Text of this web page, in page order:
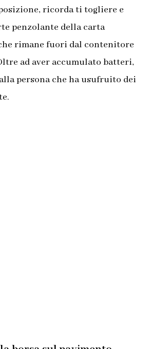
ricorda ti togliere e
penzolante della carta
rimane fuori dal contenitore
ad aver accumulato batteri,
persona che ha usufruito dei